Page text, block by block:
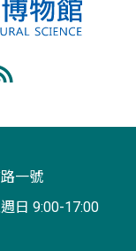
一號
日 9:00-17:00